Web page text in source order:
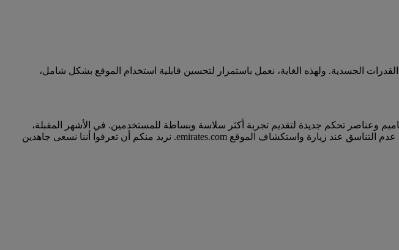
الجسدية. ولهذه الغاية، نعمل باستمرار لتحسين قابلية استخدام الموقع بشكل شامل،
وعناصر تحكم جديدة لتقديم تجربة أكثر سلاسة وبساطة للمستخدمين. في الأشهر المقبلة،
سنستمر في مراجعة أماكن أخرى من الموقع ليتم تحسينها. عندما نعمل على هذه التحديثات، قد تجدون بعض عدم التناسق عند زيارة واستكشاف الموقع emirates.com. نريد منكم أن تعرفوا أننا نسعى جاهدين